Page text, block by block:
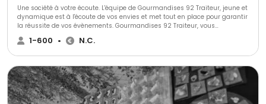
Une société à votre écoute. L'équipe de Gourmandises 92 Traiteur, jeune et
dynamique est à l'écoute de vos envies et met tout en place pour garantir
la réussite de vos évènements. Gourmandises 92 Traiteur, vous
accompagne dans vos décisions et choisit avec la formule la mieux
adaptée en respectant vos contraintes budgétaires. POUR VISUALISER
1-600 • N.C.